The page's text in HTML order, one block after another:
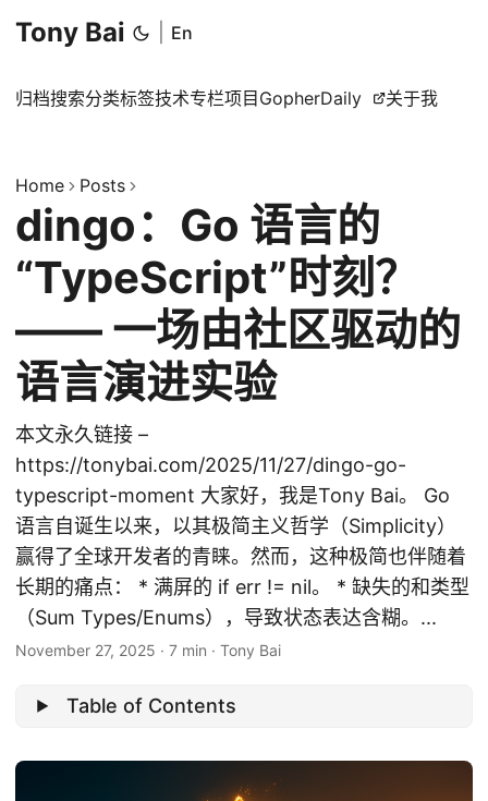
Tony Bai En
归档搜索分类标签技术专栏项目 GopherDaily 关于我
Home Posts
dingo：Go 语言的
“TypeScript”时刻？
—— 一场由社区驱动的
语言演进实验
本文永久链接 –
https://tonybai.com/2025/11/27/dingo-go-
typescript-moment 大家好，我是Tony Bai。 Go
语言自诞生以来，以其极简主义哲学（Simplicity）
赢得了全球开发者的青睐。然而，这种极简也伴随着
长期的痛点： * 满屏的 if err != nil。 * 缺失的和类型
（Sum Types/Enums），导致状态表达含糊。...
November 27, 2025 · 7 min · Tony Bai
Table of Contents